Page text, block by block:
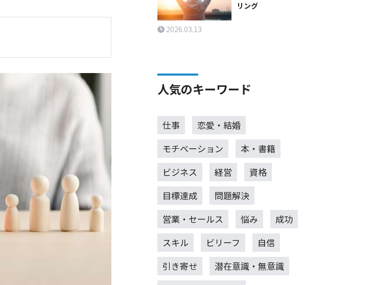
リング
2026.03.13
人気のキーワード
仕事
恋愛・結婚
モチベーション
本・書籍
ビジネス
経営
資格
目標達成
問題解決
営業・セールス
悩み
成功
スキル
ビリーフ
自信
引き寄せ
潜在意識・無意識